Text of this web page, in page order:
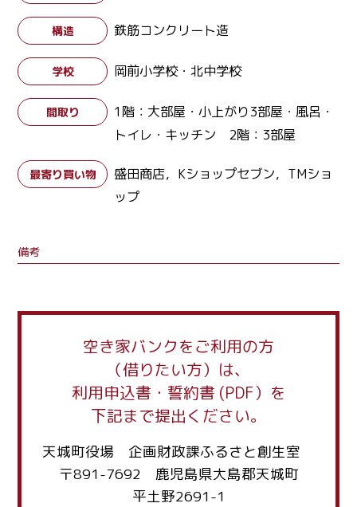
構造 鉄筋コンクリート造
学校 岡前小学校・北中学校
間取り
1階：大部屋・小上がり3部屋・風呂・
トイレ・キッチン 2階：3部屋
最寄り買い物
盛田商店，Kショップセブン，TMショ
ップ
備考
空き家バンクをご利用の方
（借りたい方）は、
利用申込書・誓約書 (PDF）を
下記まで提出ください。
天城町役場 企画財政課ふるさと創生室
〒891-7692 鹿児島県大島郡天城町
平土野2691-1